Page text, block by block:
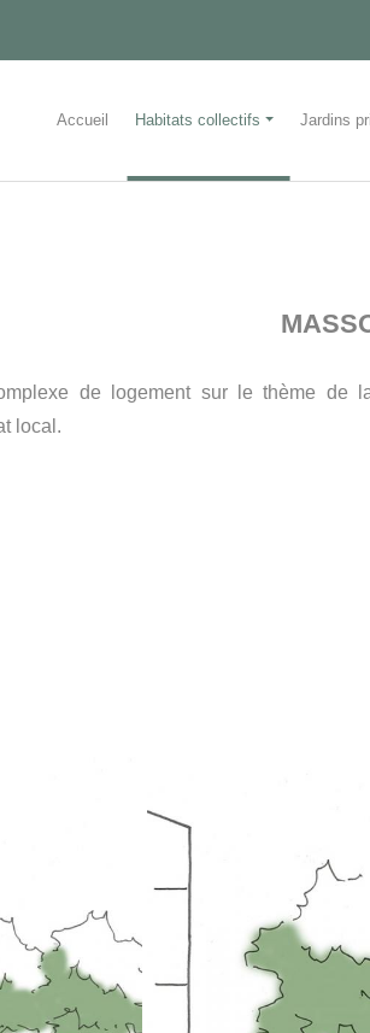
Accueil Habitats collectifs Jardins
de logement sur le thème
local.